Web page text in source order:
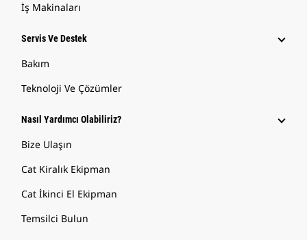
İş Makinaları
Servis Ve Destek
Bakım
Teknoloji Ve Çözümler
Nasıl Yardımcı Olabiliriz?
Bize Ulaşın
Cat Kiralık Ekipman
Cat İkinci El Ekipman
Temsilci Bulun